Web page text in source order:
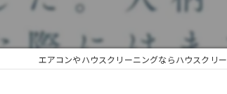
エアコンやハウスクリーニングならハウスクリ